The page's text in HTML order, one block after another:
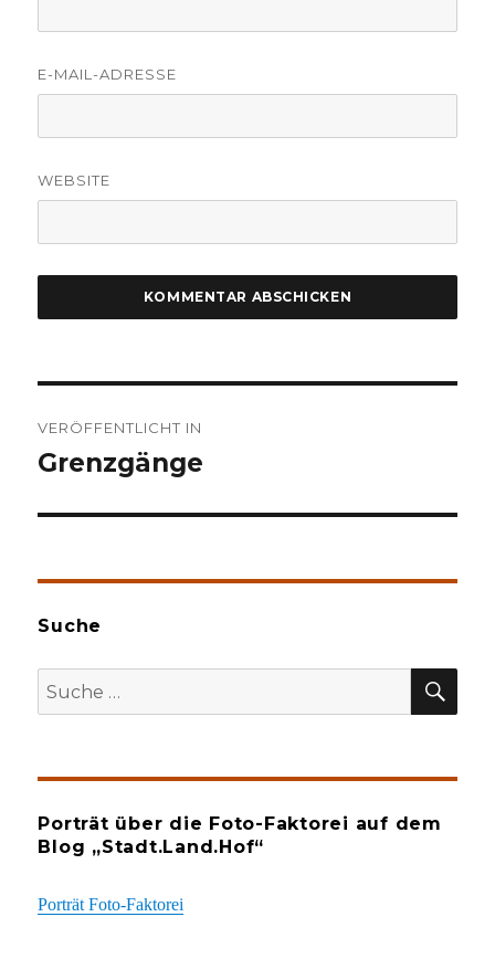
E-MAIL-ADRESSE
WEBSITE
VERÖFFENTLICHT IN
Grenzgänge
Suche
Suche
nach:
Porträt über die Foto-Faktorei auf dem
Blog „Stadt.Land.Hof“
Porträt Foto-Faktorei